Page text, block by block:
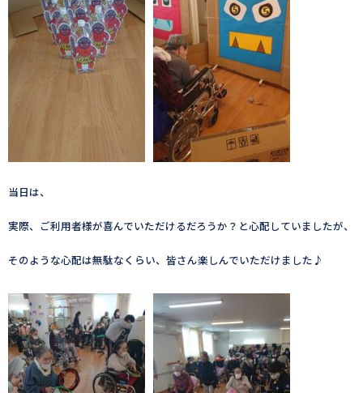
当日は、
実際、ご利用者様が喜んでいただけるだろうか？と心配していましたが、
そのような心配は無駄なくらい、皆さん楽しんでいただけました♪